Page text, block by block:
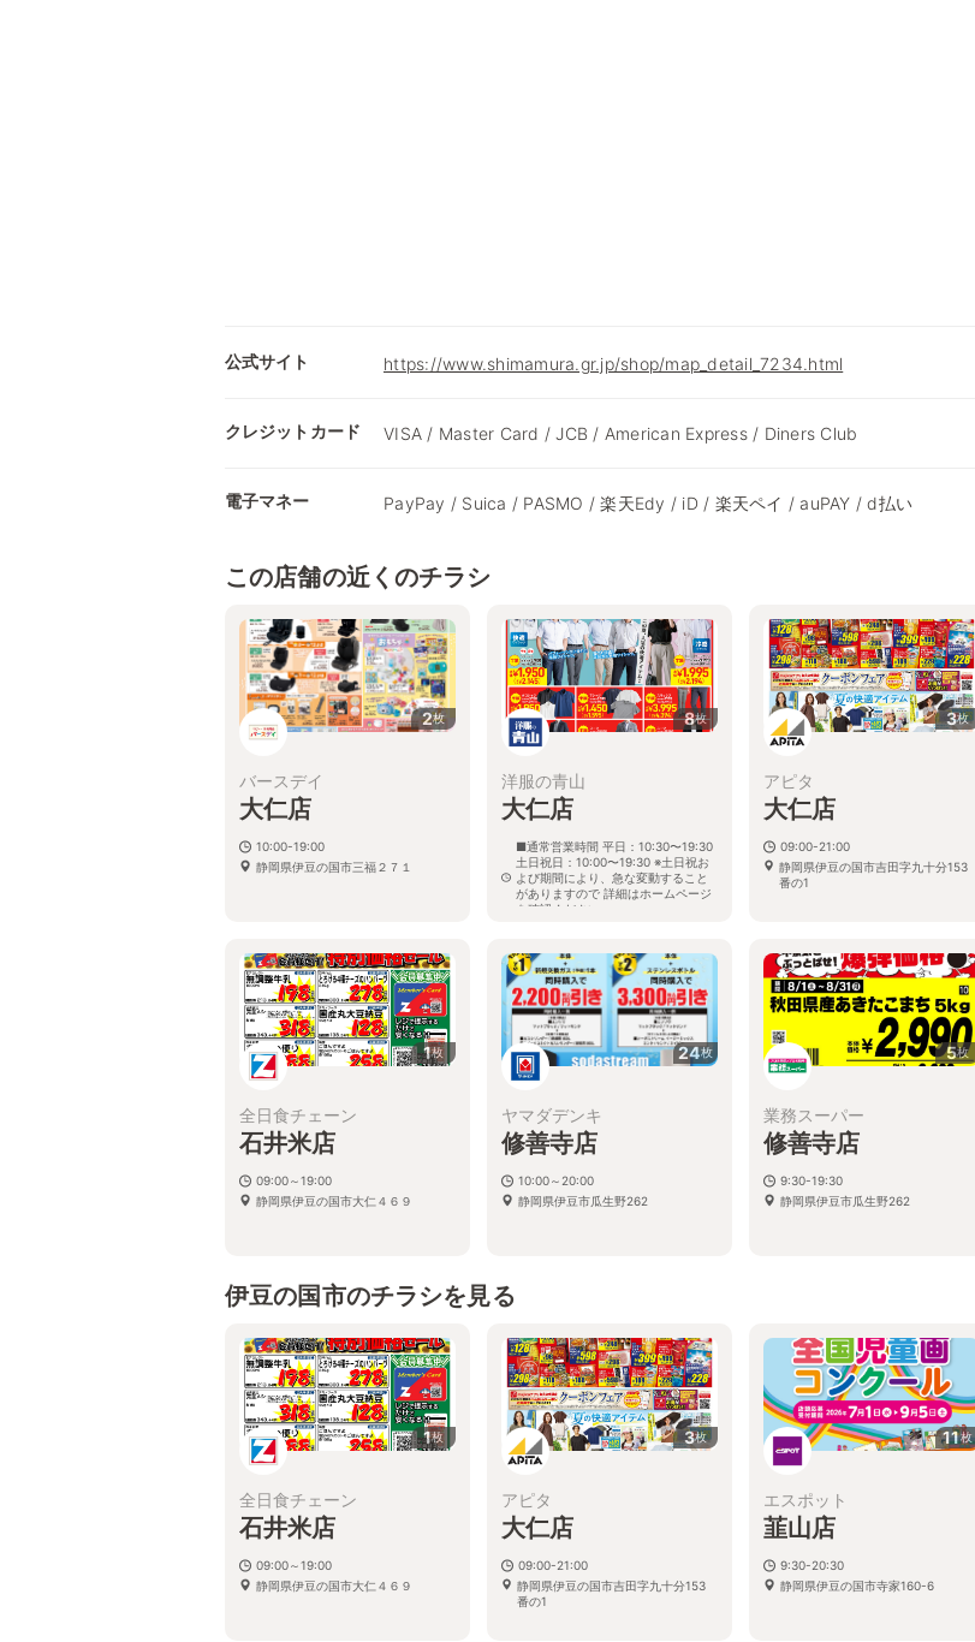
公式サイト https://www.shimamura.gr.jp/shop/map_detail_7234.html
クレジットカード VISA / Master Card / JCB / American Express / Diners Club
電子マネー PayPay / Suica / PASMO / 楽天Edy / iD / 楽天ペイ / auPAY / d払い
この店舗の近くのチラシ
2枚
バースデイ
大仁店
10:00-19:00
静岡県伊豆の国市三福２７１
8枚
洋服の青山
大仁店
■通常営業時間 平日：10:30〜19:30
土日祝日：10:00〜19:30 ※土日祝お
よび期間により、急な変動すること
がありますので 詳細はホームページ
を確認ください
3枚
アピタ
大仁店
09:00-21:00
静岡県伊豆の国市吉田字九十分153
番の1
1枚
全日食チェーン
石井米店
09:00～19:00
静岡県伊豆の国市大仁４６９
24枚
ヤマダデンキ
修善寺店
10:00～20:00
静岡県伊豆市瓜生野262
5枚
業務スーパー
修善寺店
9:30-19:30
静岡県伊豆市瓜生野262
伊豆の国市のチラシを見る
1枚
全日食チェーン
石井米店
09:00～19:00
静岡県伊豆の国市大仁４６９
3枚
アピタ
大仁店
09:00-21:00
静岡県伊豆の国市吉田字九十分153
番の1
11枚
エスポット
韮山店
9:30-20:30
静岡県伊豆の国市寺家160-6